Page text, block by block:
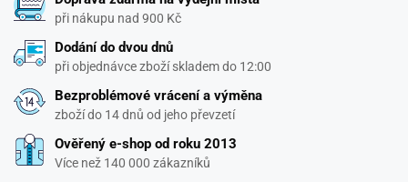
při nákupu nad 900 Kč
Dodání do dvou dnů
při objednávce zboží skladem do 12:00
Bezproblémové vrácení a výměna
zboží do 14 dnů od jeho převzetí
Ověřený e-shop od roku 2013
Více než 140 000 zákazníků